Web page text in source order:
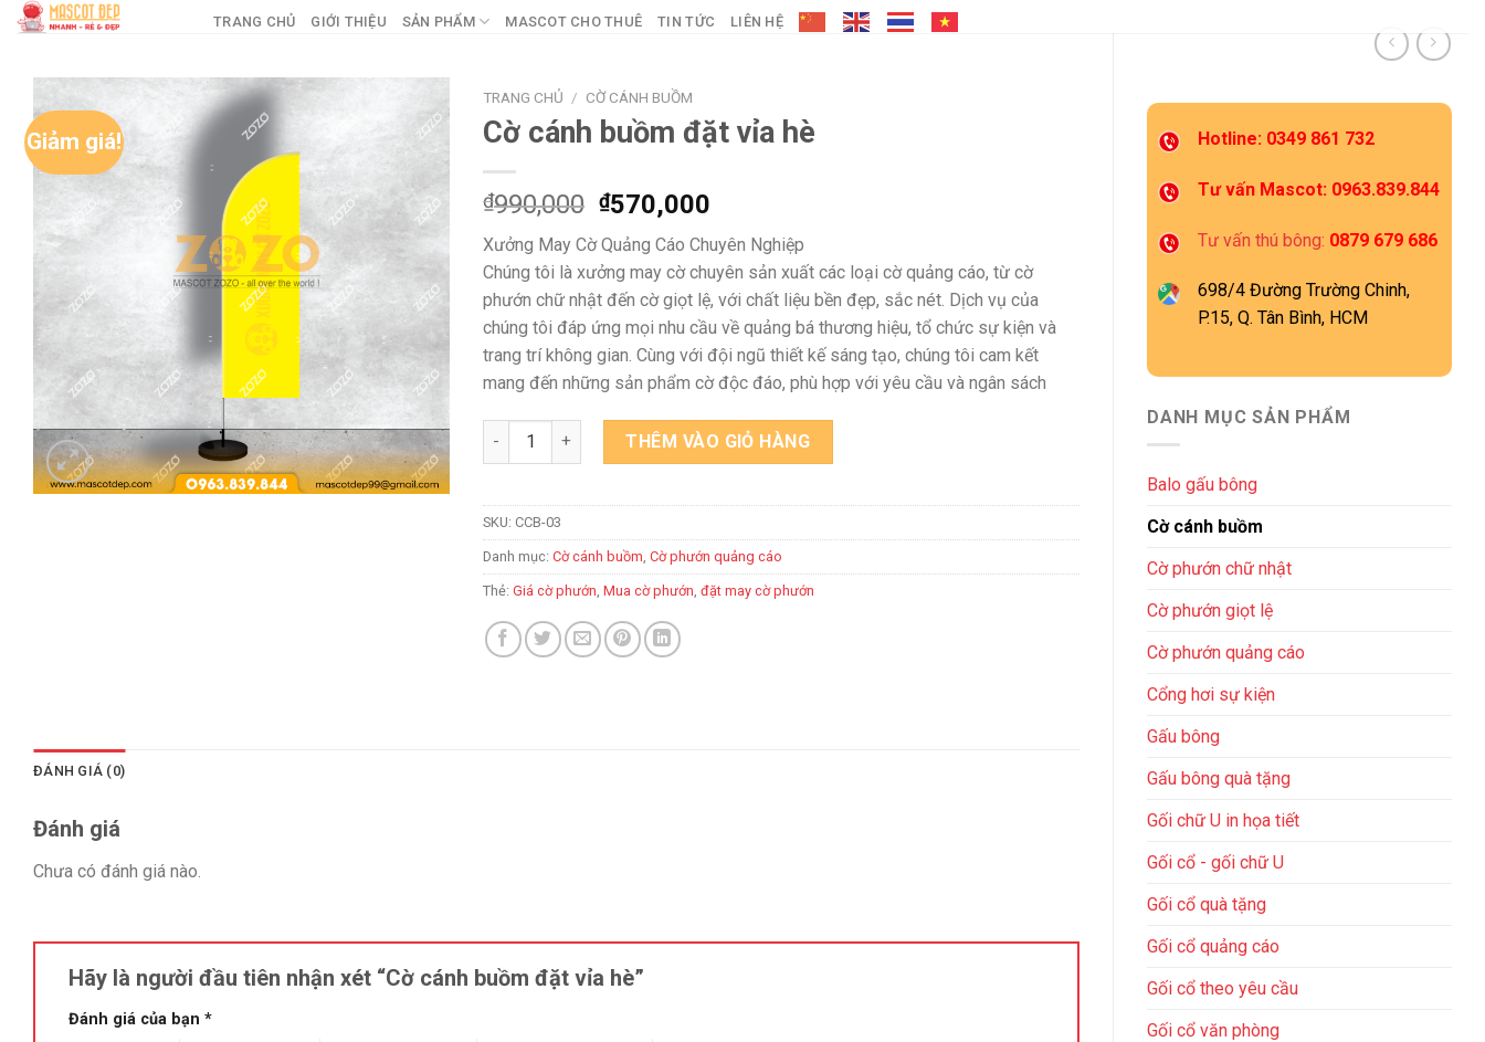
Skip
TRANG CHỦ GIỚI THIỆU SẢN PHẨM MASCOT CHO THUÊ TIN TỨC LIÊN HỆ
Hotline: 0349 861 732
Tư vấn Mascot: 0963.839.844
Tư vấn thú bông: 0879 679 686
698/4 Đường Trường Chinh,
P.15, Q. Tân Bình, HCM
DANH MỤC SẢN PHẨM
Balo gấu bông
Cờ cánh buồm
Cờ phướn chữ nhật
Cờ phướn giọt lệ
Cờ phướn quảng cáo
Cổng hơi sự kiện
Gấu bông
Gấu bông quà tặng
Gối chữ U in họa tiết
Gối cổ - gối chữ U
Gối cổ quà tặng
Gối cổ quảng cáo
Gối cổ theo yêu cầu
Gối cổ văn phòng
Giảm giá!
TRANG CHỦ / CỜ CÁNH BUỒM
Cờ cánh buồm đặt vỉa hè
₫990,000 Giá
gốc
là:
₫990,000.
₫570,000
hiện
tại
là:
₫570,000.
Xưởng May Cờ Quảng Cáo Chuyên Nghiệp
Chúng tôi là xưởng may cờ chuyên sản xuất các loại cờ quảng cáo, từ cờ
phướn chữ nhật đến cờ giọt lệ, với chất liệu bền đẹp, sắc nét. Dịch vụ của
chúng tôi đáp ứng mọi nhu cầu về quảng bá thương hiệu, tổ chức sự kiện và
trang trí không gian. Cùng với đội ngũ thiết kế sáng tạo, chúng tôi cam kết
mang đến những sản phẩm cờ độc đáo, phù hợp với yêu cầu và ngân sách
Cờ cánh buồm đặt vỉa hè số lượng
THÊM VÀO GIỎ HÀNG
SKU: CCB-03
Danh mục:Cờ cánh buồm ,Cờ phướn quảng cáo
Thẻ:Giá cờ phướn ,Mua cờ phướn ,đặt may cờ phướn
ĐÁNH GIÁ (0)
Đánh giá
Chưa có đánh giá nào.
Hãy là người đầu tiên nhận xét “Cờ cánh buồm đặt vỉa hè”
Đánh giá của bạn *